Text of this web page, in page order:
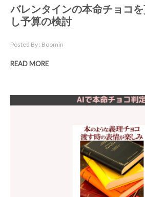
バレンタインの本命チョコ
し予算の検討
Posted By : Boomin
READ MORE